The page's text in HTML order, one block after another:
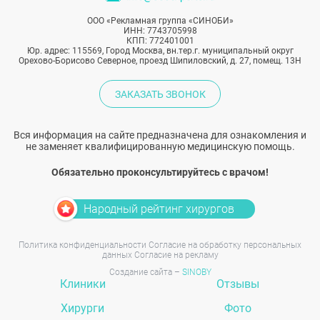
ООО «Рекламная группа «СИНОБИ»
ИНН: 7743705998
КПП: 772401001
Юр. адрес: 115569, Город Москва, вн.тер.г. муниципальный округ
Орехово-Борисово Северное, проезд Шипиловский, д. 27, помещ. 13Н
ЗАКАЗАТЬ ЗВОНОК
Вся информация на сайте предназначена для ознакомления и
не заменяет квалифицированную медицинскую помощь.
Обязательно проконсультируйтесь с врачом!
Народный рейтинг хирургов
Политика конфиденциальности Согласие на обработку персональных
данных Согласие на рекламу
Создание сайта – SINOBY
Клиники
Хирурги
Отзывы
Фото